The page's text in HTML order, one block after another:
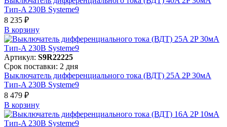
Тип-A 230В Systeme9
8 235 ₽
В корзинy
Артикул: S9R22225
Срок поставки: 2 дня
Выключатель дифференциального тока (ВДТ) 25A 2P 30мА
Тип-A 230В Systeme9
8 479 ₽
В корзинy